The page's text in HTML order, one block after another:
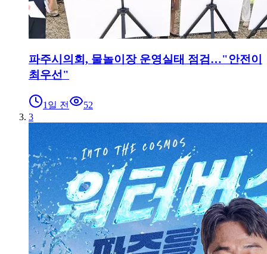
파주시의회, 물놀이장 운영실태 점검…"안전이
최우선"
1일 전
52
3